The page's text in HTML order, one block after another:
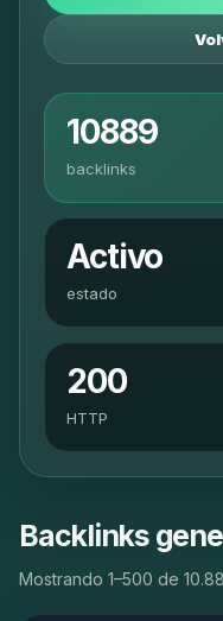
10889
backlinks
Activo
estado
200
HTTP
Backlinks
Mostrando 1–500 de